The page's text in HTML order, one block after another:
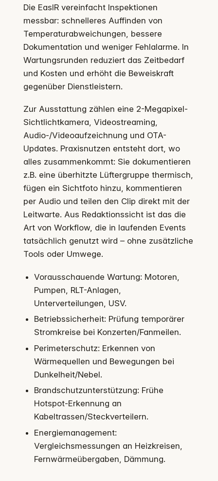
Die EasIR vereinfacht Inspektionen
messbar: schnelleres Auffinden von
Temperaturabweichungen, bessere
Dokumentation und weniger Fehlalarme. In
Wartungsrunden reduziert das Zeitbedarf
und Kosten und erhöht die Beweiskraft
gegenüber Dienstleistern.
Zur Ausstattung zählen eine 2-Megapixel-
Sichtlichtkamera, Videostreaming,
Audio-/Videoaufzeichnung und OTA-
Updates. Praxisnutzen entsteht dort, wo
alles zusammenkommt: Sie dokumentieren
z.B. eine überhitzte Lüftergruppe thermisch,
fügen ein Sichtfoto hinzu, kommentieren
per Audio und teilen den Clip direkt mit der
Leitwarte. Aus Redaktionssicht ist das die
Art von Workflow, die in laufenden Events
tatsächlich genutzt wird – ohne zusätzliche
Tools oder Umwege.
Vorausschauende Wartung: Motoren,
Pumpen, RLT-Anlagen,
Unterverteilungen, USV.
Betriebssicherheit: Prüfung temporärer
Stromkreise bei Konzerten/Fanmeilen.
Perimeterschutz: Erkennen von
Wärmequellen und Bewegungen bei
Dunkelheit/Nebel.
Brandschutzunterstützung: Frühe
Hotspot-Erkennung an
Kabeltrassen/Steckverteilern.
Energiemanagement:
Vergleichsmessungen an Heizkreisen,
Fernwärmeübergaben, Dämmung.